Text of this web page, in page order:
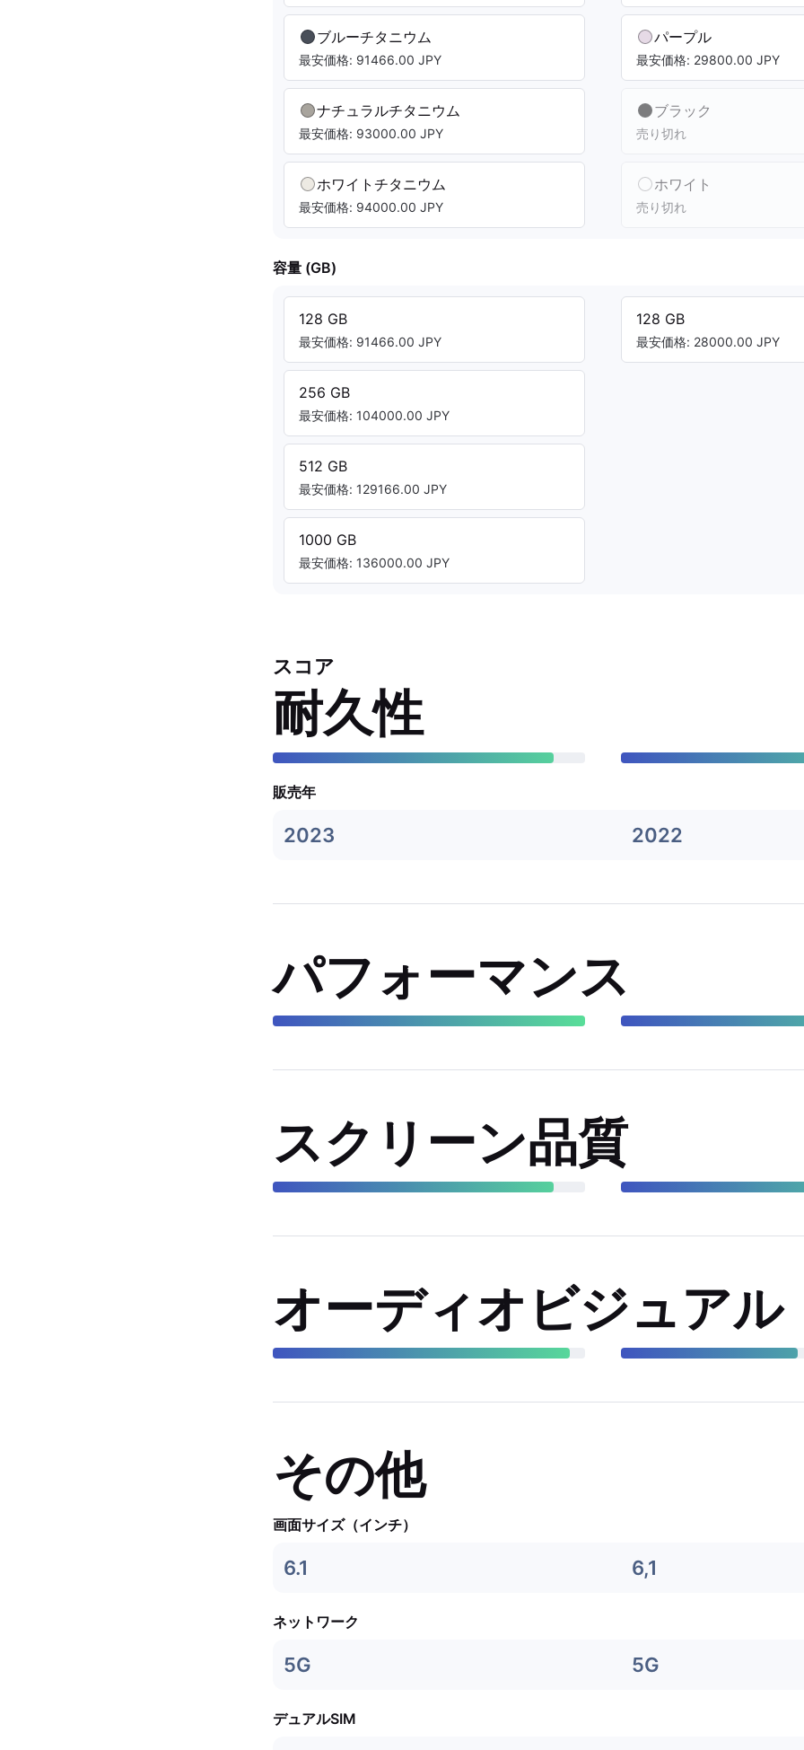
ブルーチタニウム
最安価格: 91466.00 JPY
ナチュラルチタニウム
最安価格: 93000.00 JPY
ホワイトチタニウム
最安価格: 94000.00 JPY
パープル
最安価格: 29800.00 JPY
ブラック
売り切れ
ホワイト
売り切れ
容量 (GB)
128 GB
最安価格: 91466.00 JPY
256 GB
最安価格: 104000.00 JPY
512 GB
最安価格: 129166.00 JPY
1000 GB
最安価格: 136000.00 JPY
128 GB
最安価格: 28000.00 JPY
スコア
耐久性
販売年
2023 2022
パフォーマンス
スクリーン品質
オーディオビジュアル
その他
画面サイズ（インチ）
6.1 6,1
ネットワーク
5G 5G
デュアルSIM